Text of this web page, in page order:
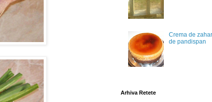
Crema de
de pandispan
Arhiva Retete